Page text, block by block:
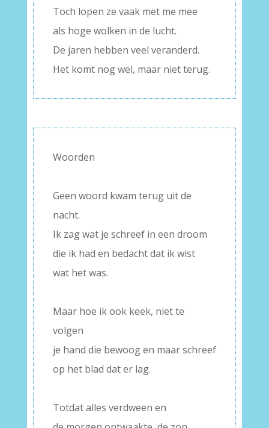
Toch lopen ze vaak met me mee
als hoge wolken in de lucht.
De jaren hebben veel veranderd.
Het komt nog wel, maar niet terug.
Woorden
Geen woord kwam terug uit de
nacht.
Ik zag wat je schreef in een droom
die ik had en bedacht dat ik wist
wat het was.
Maar hoe ik ook keek, niet te
volgen
je hand die bewoog en maar schreef
op het blad dat er lag.
Totdat alles verdween en